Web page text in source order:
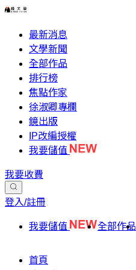
最新消息
文學新聞
全部作品
排行榜
焦點作家
徐淑卿專欄
鏡出版
IP改編授權
我要儲值
我要收費
登入/註冊
我要儲值 全部作品
首頁